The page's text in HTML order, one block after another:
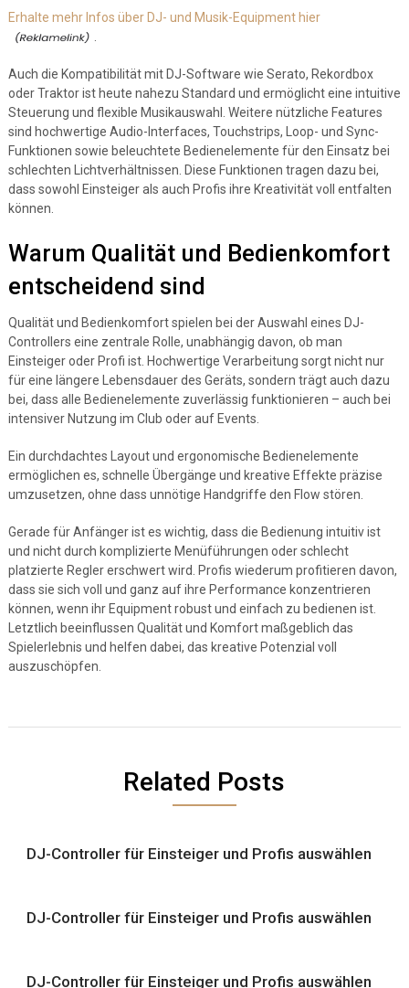
Erhalte mehr Infos über DJ- und Musik-Equipment hier
Auch die Kompatibilität mit DJ-Software wie Serato, Rekordbox
oder Traktor ist heute nahezu Standard und ermöglicht eine intuitive
Steuerung und flexible Musikauswahl. Weitere nützliche Features
sind hochwertige Audio-Interfaces, Touchstrips, Loop- und Sync-
Funktionen sowie beleuchtete Bedienelemente für den Einsatz bei
schlechten Lichtverhältnissen. Diese Funktionen tragen dazu bei,
dass sowohl Einsteiger als auch Profis ihre Kreativität voll entfalten
können.
Warum Qualität und Bedienkomfort
entscheidend sind
Qualität und Bedienkomfort spielen bei der Auswahl eines DJ-
Controllers eine zentrale Rolle, unabhängig davon, ob man
Einsteiger oder Profi ist. Hochwertige Verarbeitung sorgt nicht nur
für eine längere Lebensdauer des Geräts, sondern trägt auch dazu
bei, dass alle Bedienelemente zuverlässig funktionieren – auch bei
intensiver Nutzung im Club oder auf Events.
Ein durchdachtes Layout und ergonomische Bedienelemente
ermöglichen es, schnelle Übergänge und kreative Effekte präzise
umzusetzen, ohne dass unnötige Handgriffe den Flow stören.
Gerade für Anfänger ist es wichtig, dass die Bedienung intuitiv ist
und nicht durch komplizierte Menüführungen oder schlecht
platzierte Regler erschwert wird. Profis wiederum profitieren davon,
dass sie sich voll und ganz auf ihre Performance konzentrieren
können, wenn ihr Equipment robust und einfach zu bedienen ist.
Letztlich beeinflussen Qualität und Komfort maßgeblich das
Spielerlebnis und helfen dabei, das kreative Potenzial voll
auszuschöpfen.
Related Posts
DJ-Controller für Einsteiger und Profis auswählen
DJ-Controller für Einsteiger und Profis auswählen
DJ-Controller für Einsteiger und Profis auswählen